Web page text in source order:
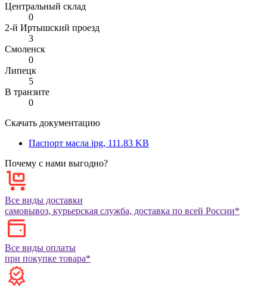
Центральный склад
0
2-й Иртышский проезд
3
Смоленск
0
Липецк
5
В транзите
0
Скачать документацию
Паспорт масла jpg, 111.83 KB
Почему с нами выгодно?
Все виды доставки
самовывоз, курьерская служба, доставка по всей России*
Все виды оплаты
при покупке товара*